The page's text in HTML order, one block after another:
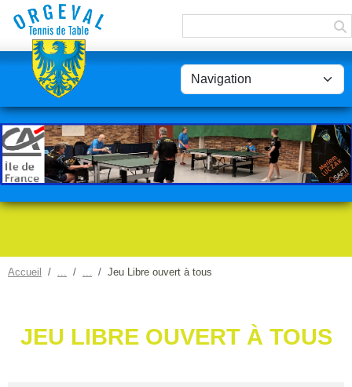
Accueil Jeu Libre ouvert à tous
JEU LIBRE OUVERT À TOUS
Panneau de gestion des cookies